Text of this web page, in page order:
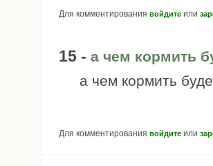
Для комментирования войдите или
15 - а чем кормить
а чем кормить
Для комментирования войдите или